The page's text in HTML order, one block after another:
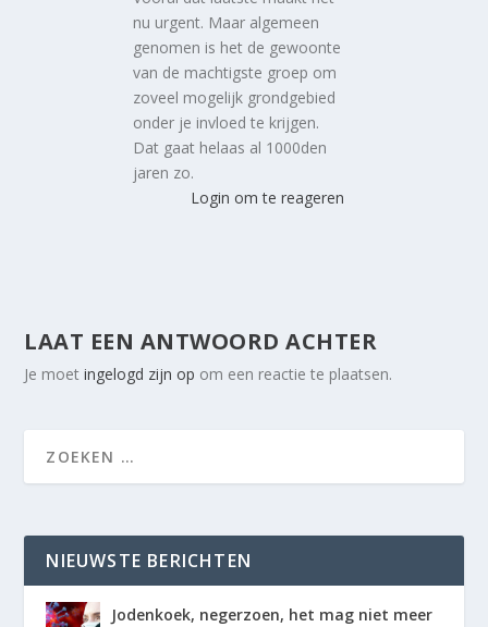
nu urgent. Maar algemeen
genomen is het de gewoonte
van de machtigste groep om
zoveel mogelijk grondgebied
onder je invloed te krijgen.
Dat gaat helaas al 1000den
jaren zo.
Login om te reageren
LAAT EEN ANTWOORD ACHTER
Je moetingelogd zijn op om een reactie te plaatsen.
NIEUWSTE BERICHTEN
Jodenkoek, negerzoen, het mag niet meer